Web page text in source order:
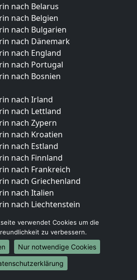
nach Belarus
nach Belgien
nach Bulgarien
nach Dänemark
nach England
nach Portugal
nach Bosnien
nach Irland
nach Lettland
nach Zypern
nach Kroatien
nach Estland
nach Finnland
nach Frankreich
nach Griechenland
nach Italien
nach Liechtenstein
nach Niederlande
nach Norwegen
nach Berlin
verwendet Cookies um die
zu verbessern.
Nur notwendige Cookies